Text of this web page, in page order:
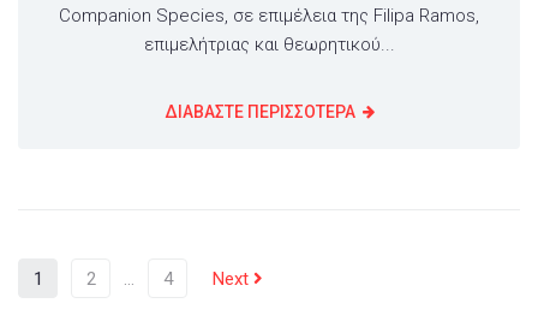
Companion Species, σε επιμέλεια της Filipa Ramos,
επιμελήτριας και θεωρητικού...
ΔΙΑΒΑΣΤΕ ΠΕΡΙΣΣΟΤΕΡΑ
1 2 … 4 Next